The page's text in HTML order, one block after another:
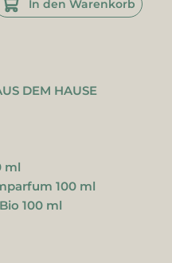
DEM HAUSE
ml
100 ml
100 ml
In den Warenkorb